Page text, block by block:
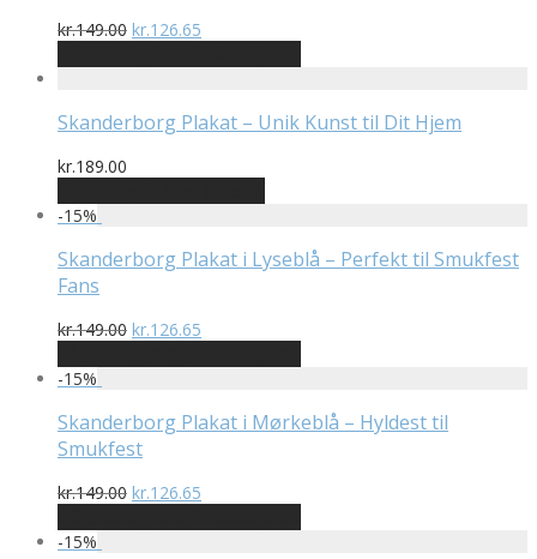
kr.149.00 Den
pris
kr.149.00.
kr.126.65
pris
kr.126.65.
Skanderborg Plakat – Unik Kunst til Dit Hjem
kr.189.00
-15%
Skanderborg Plakat i Lyseblå – Perfekt til Smukfest
Fans
kr.149.00 Den
pris
kr.149.00.
kr.126.65
pris
kr.126.65.
-15%
Skanderborg Plakat i Mørkeblå – Hyldest til
Smukfest
kr.149.00 Den
pris
kr.126.65
pris
-15%